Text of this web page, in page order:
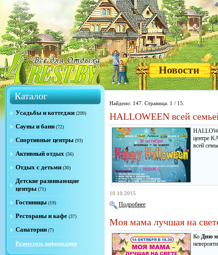
Новости
Каталог
Усадьбы и коттеджи (209)
Сауны и бани (72)
Спортивные центры (93)
Активный отдых (56)
Отдых с детьми (30)
Детские развивающие
центры (71)
Гостиницы (19)
Рестораны и кафе (37)
Санатории (7)
Разместить информацию
Найдено: 147. Страница: 1 / 15.
HALLOWEEN всей
центре
всей
10.10.2015
Подробнее
Моя мама лучшая на
Ко Дню